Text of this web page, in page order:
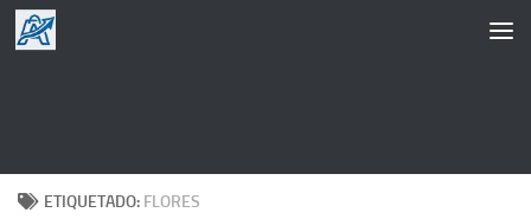
Saltar al contenido
ETIQUETADO: FLORES